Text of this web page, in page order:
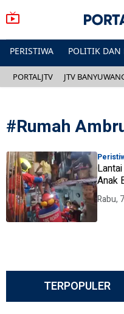
PERISTIWA POLITIK DAN
PORTALJTV JTV
#Rumah
Anak
Rabu,
TERPOPULER